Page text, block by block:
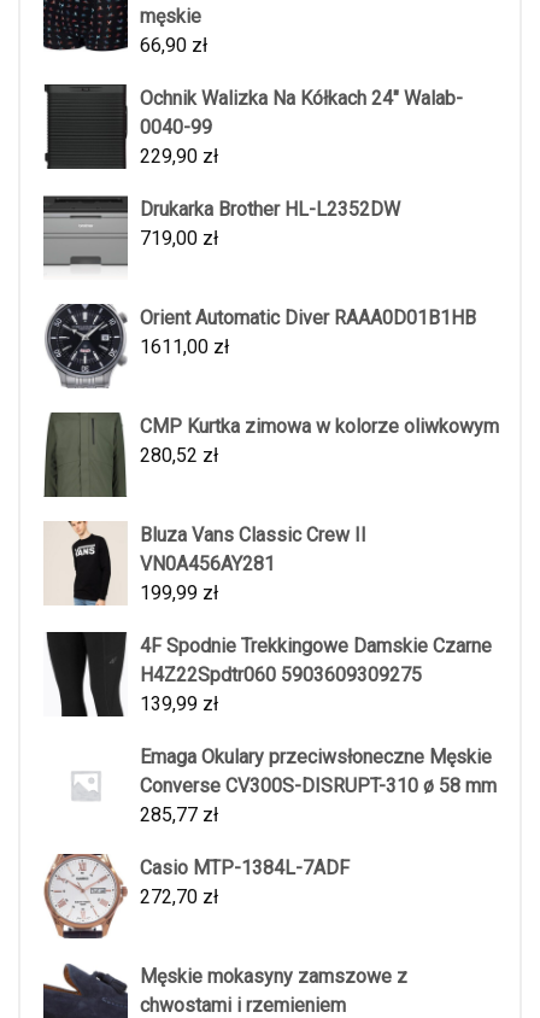
męskie
66,90 zł
Ochnik Walizka Na Kółkach 24" Walab-
0040-99
229,90 zł
Drukarka Brother HL-L2352DW
719,00 zł
Orient Automatic Diver RAAA0D01B1HB
1611,00 zł
CMP Kurtka zimowa w kolorze oliwkowym
280,52 zł
Bluza Vans Classic Crew II
VN0A456AY281
199,99 zł
4F Spodnie Trekkingowe Damskie Czarne
H4Z22Spdtr060 5903609309275
139,99 zł
Emaga Okulary przeciwsłoneczne Męskie
Converse CV300S-DISRUPT-310 ø 58 mm
285,77 zł
Casio MTP-1384L-7ADF
272,70 zł
Męskie mokasyny zamszowe z
chwostami i rzemieniem